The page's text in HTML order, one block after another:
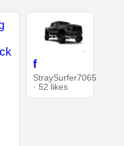
f
StraySurfer7065
· 52 likes